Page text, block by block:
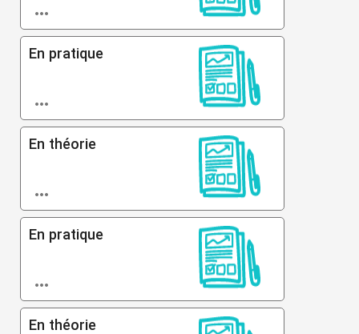

En pratique

En théorie

En pratique

En théorie